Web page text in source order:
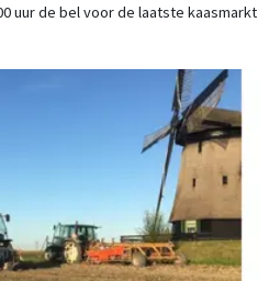
uur de bel voor de laatste kaasmarkt